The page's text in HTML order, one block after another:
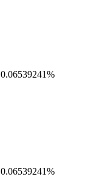
0.06539241%
0.06539241%